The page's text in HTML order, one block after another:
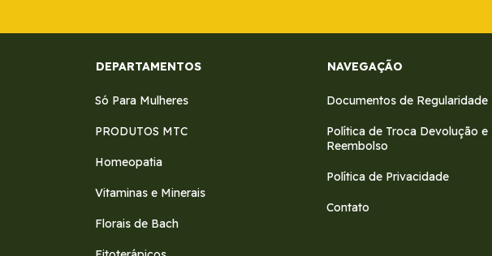
DEPARTAMENTOS
Só Para Mulheres
PRODUTOS MTC
Homeopatia
Vitaminas e Minerais
Florais de Bach
NAVEGAÇÃO
Documentos de Regularidade
Política de Troca Devolução e
Reembolso
Política de Privacidade
Contato